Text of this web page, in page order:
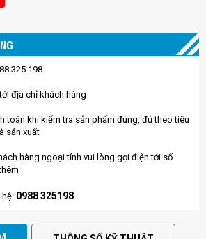
325 198
địa chỉ khách hàng
toán khi kiểm tra sản phẩm đúng, đủ theo tiêu
sản xuất
hàng ngoại tỉnh vui lòng gọi điện tới số
hệ: 0988 325198